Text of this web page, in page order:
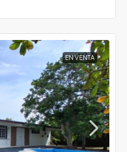
EN VENTA